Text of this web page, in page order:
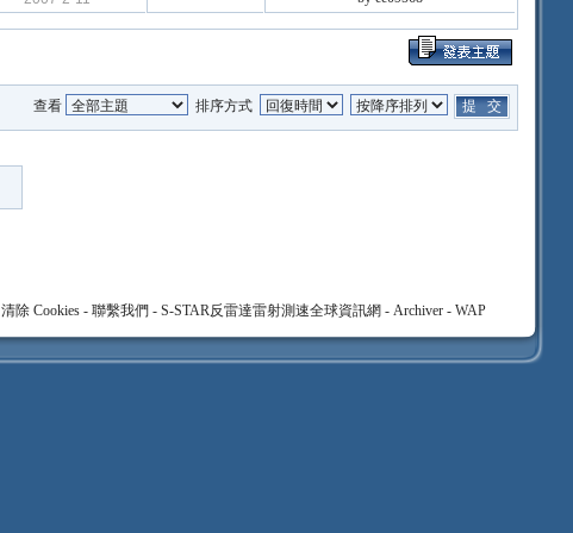
查看 排序方式
清除 Cookies- 聯繫我們 - S-STAR反雷達雷射測速全球資訊網 - Archiver- WAP